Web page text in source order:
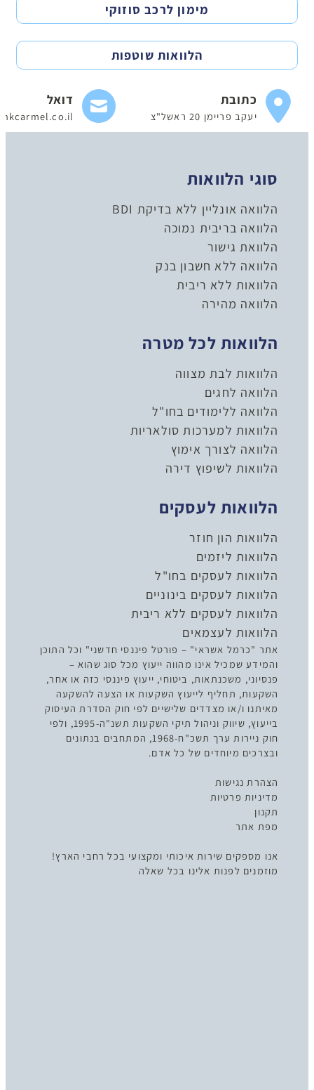
מימון לרכב סוזוקי
הלוואות שוטפות
כתובת
יעקב פריימן 20 ראשל"צ
דואל
סוגי הלוואות
הלוואה אונליין ללא בדיקת BDI
הלוואה בריבית נמוכה
הלוואת גישור
הלוואה ללא חשבון בנק
הלוואות ללא ריבית
הלוואה מהירה
הלוואות לכל מטרה
הלוואות לבת מצווה
הלוואה לחגים
הלוואה ללימודים בחו"ל
הלוואות למערכות סולאריות
הלוואה לצורך אימוץ
הלוואות לשיפוץ דירה
הלוואות לעסקים
הלוואות הון חוזר
הלוואות ליזמים
הלוואות לעסקים בחו"ל
הלוואות לעסקים בינוניים
הלוואות לעסקים ללא ריבית
הלוואות לעצמאים
אתר "כרמל אשראי" – פורטל פיננסי חדשני" וכל התוכן
והמידע שמכיל אינו מהווה ייעוץ מכל סוג שהוא –
פנסיוני, משכנתאות, ביטוחי, ייעוץ פיננסי כזה או אחר,
השקעות, תחליף לייעוץ השקעות או הצעה להשקעה
מאיתנו ו/או מצדדים שלישיים לפי חוק הסדרת העיסוק
בייעוץ, שיווק וניהול תיקי השקעות תשנ"ה-1995, ולפי
חוק ניירות ערך תשכ"ח-1968, המתחבים בנתונים
ובצרכים מיוחדים של כל אדם.
הצהרת נגישות
מדיניות פרטיות
תקנון
מפת אתר
אנו מספקים שירות איכותי ומקצועי בכל רחבי הארץ!
מוזמנים לפנות אלינו בכל שאלה